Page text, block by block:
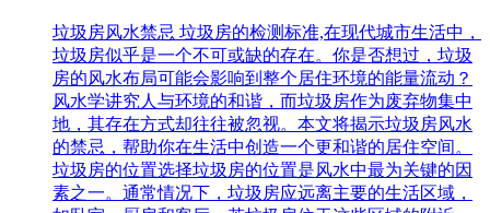
垃圾房风水禁忌 垃圾房的检测标准,在现代城市生活中，
垃圾房似乎是一个不可或缺的存在。你是否想过，垃圾
房的风水布局可能会影响到整个居住环境的能量流动？
风水学讲究人与环境的和谐，而垃圾房作为废弃物集中
地，其存在方式却往往被忽视。本文将揭示垃圾房风水
的禁忌，帮助你在生活中创造一个更和谐的居住空间。
垃圾房的位置选择垃圾房的位置是风水中最为关键的因
素之一。通常情况下，垃圾房应远离主要的生活区域，